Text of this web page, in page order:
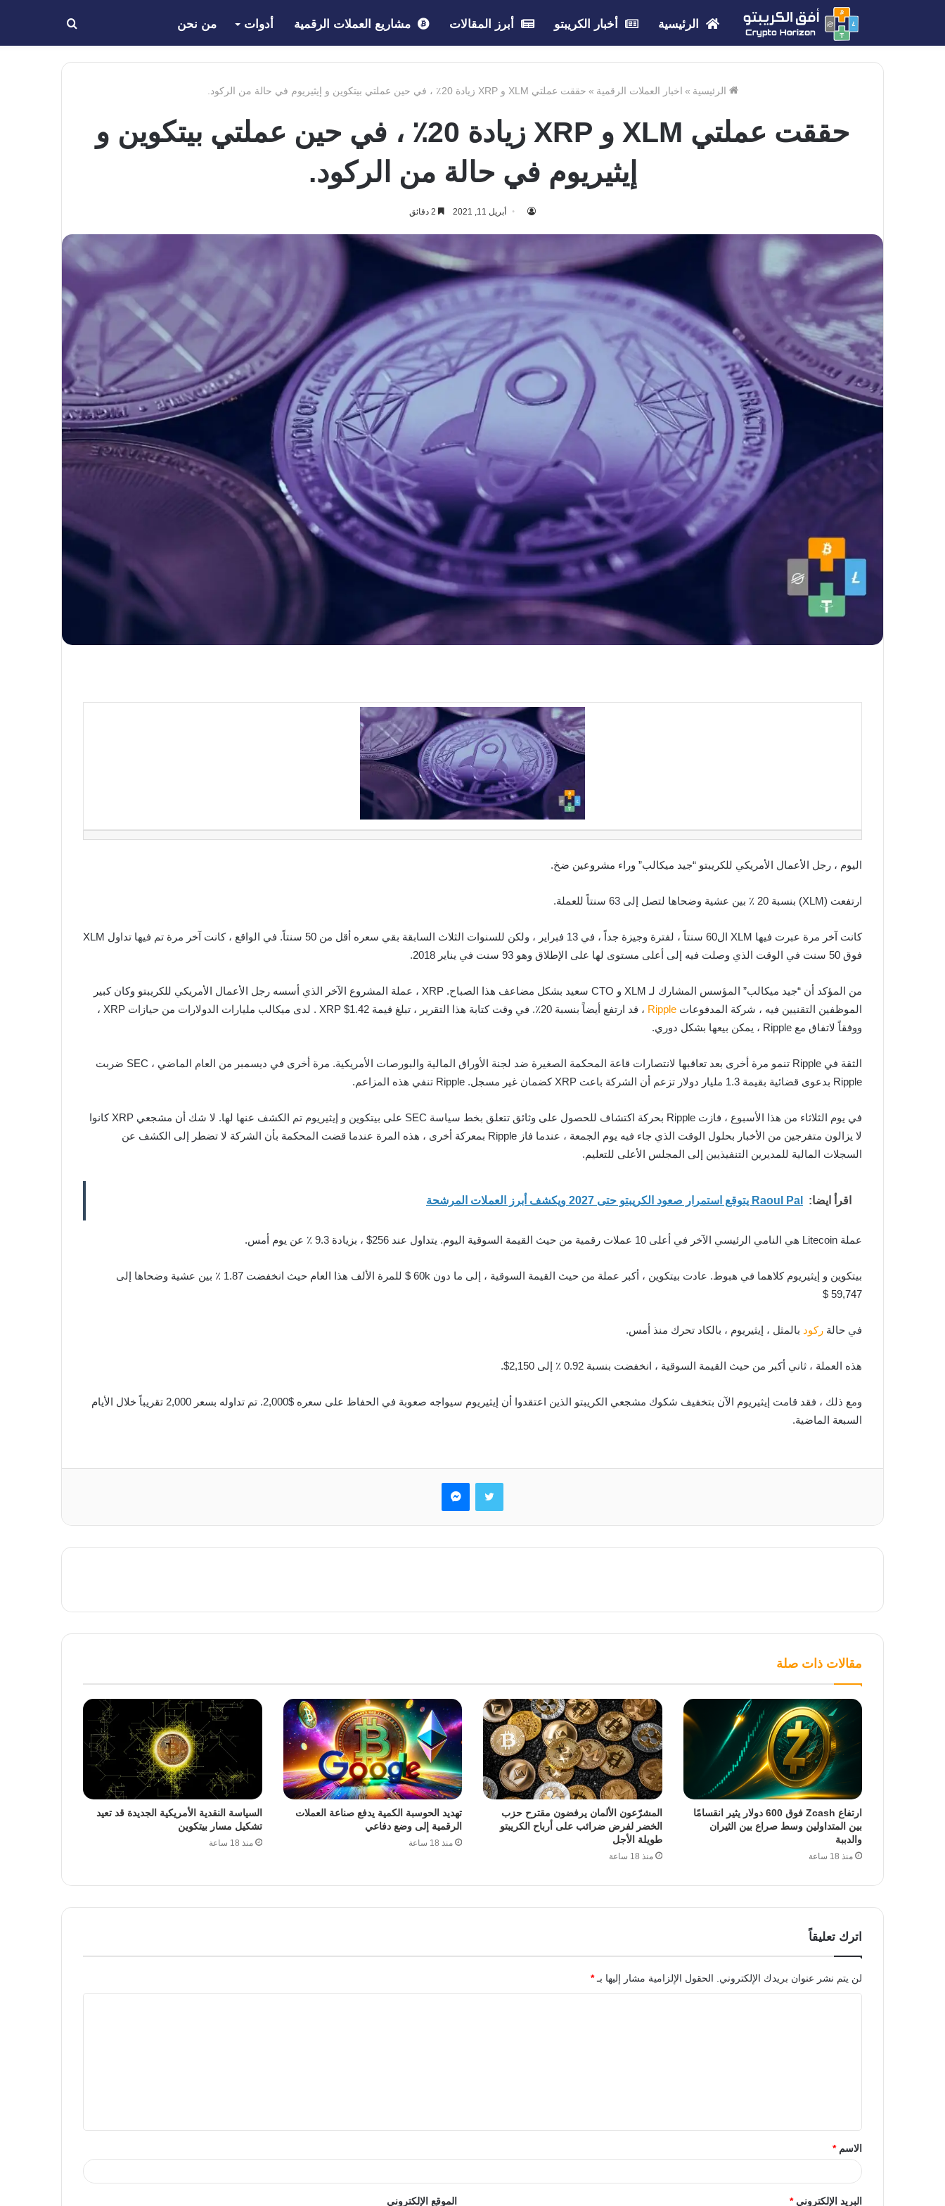
الرئيسية أخبار الكريبتو أبرز المقالات مشاريع العملات الرقمية أدوات من نحن بحث
عن
الرئيسية » اخبار العملات الرقمية » حققت عملتي XLM و XRP زيادة 20٪ ، في حين عملتي بيتكوين و إيثيريوم في حالة من الركود.
حققت عملتي XLM و XRP زيادة 20٪ ، في حين عملتي بيتكوين و
إيثيريوم في حالة من الركود.
أبريل 11, 2021
اليوم ، رجل الأعمال الأمريكي للكريبتو “جيد ميكالب” وراء مشروعين ضخ.
ارتفعت (XLM) بنسبة 20 ٪ بين عشية وضحاها لتصل إلى 63 سنتاً للعملة.
كانت آخر مرة عبرت فيها XLM ال60 سنتاً ، لفترة وجيزة جداً ، في 13 فبراير ، ولكن للسنوات الثلاث السابقة بقي سعره أقل من 50 سنتاً. في الواقع ، كانت آخر مرة تم فيها تداول XLM
فوق 50 سنت في الوقت الذي وصلت فيه إلى أعلى مستوى لها على الإطلاق وهو 93 سنت في يناير 2018.
من المؤكد أن “جيد ميكالب” المؤسس المشارك لـ XLM و CTO سعيد بشكل مضاعف هذا الصباح. XRP ، عملة المشروع الآخر الذي أسسه رجل الأعمال الأمريكي للكريبتو وكان كبير
الموظفين التقنيين فيه ، شركة المدفوعات Ripple
، قد ارتفع أيضاً بنسبة 20٪. في وقت كتابة هذا التقرير ، تبلغ قيمة XRP $1.42 . لدى ميكالب مليارات الدولارات من حيازات XRP ،
ووفقاً لاتفاق مع Ripple ، يمكن بيعها بشكل دوري.
الثقة في Ripple تنمو مرة أخرى بعد تعاقبها لانتصارات قاعة المحكمة الصغيرة ضد لجنة الأوراق المالية والبورصات الأمريكية. مرة أخرى في ديسمبر من العام الماضي ، SEC ضربت
Ripple بدعوى قضائية بقيمة 1.3 مليار دولار تزعم أن الشركة باعت XRP كضمان غير مسجل. Ripple تنفي هذه المزاعم.
في يوم الثلاثاء من هذا الأسبوع ، فازت Ripple بحركة اكتشاف للحصول على وثائق تتعلق بخط سياسة SEC على بيتكوين و إيثيريوم تم الكشف عنها لها. لا شك أن مشجعي XRP كانوا
لا يزالون متفرجين من الأخبار بحلول الوقت الذي جاء فيه يوم الجمعة ، عندما فاز Ripple بمعركة أخرى ، هذه المرة عندما قضت المحكمة بأن الشركة لا تضطر إلى الكشف عن
السجلات المالية للمديرين التنفيذيين إلى المجلس الأعلى للتعليم.
اقرأ ايضا: Raoul Pal يتوقع استمرار صعود الكريبتو حتى 2027 ويكشف أبرز العملات المرشحة
عملة Litecoin هي النامي الرئيسي الآخر في أعلى 10 عملات رقمية من حيث القيمة السوقية اليوم. يتداول عند 256$ ، بزيادة 9.3 ٪ عن يوم أمس.
بيتكوين و إيثيريوم كلاهما في هبوط. عادت بيتكوين ، أكبر عملة من حيث القيمة السوقية ، إلى ما دون 60k $ للمرة الألف هذا العام حيث انخفضت 1.87 ٪ بين عشية وضحاها إلى
59,747 $
في حالة ركود بالمثل ، إيثيريوم ، بالكاد تحرك منذ أمس.
هذه العملة ، ثاني أكبر من حيث القيمة السوقية ، انخفضت بنسبة 0.92 ٪ إلى 2,150$.
ومع ذلك ، فقد قامت إيثيريوم الآن بتخفيف شكوك مشجعي الكريبتو الذين اعتقدوا أن إيثيريوم سيواجه صعوبة في الحفاظ على سعره $2,000. تم تداوله بسعر 2,000 تقريباً خلال الأيام
السبعة الماضية.
تويتر ماسنجر
مقالات ذات صلة
ارتفاع Zcash فوق 600 دولار يثير انقسامًا
بين المتداولين وسط صراع بين الثيران
والدببة
منذ 18 ساعة
المشرّعون الألمان يرفضون مقترح حزب
الخضر لفرض ضرائب على أرباح الكريبتو
طويلة الأجل
منذ 18 ساعة
تهديد الحوسبة الكمية يدفع صناعة العملات
الرقمية إلى وضع دفاعي
منذ 18 ساعة
السياسة النقدية الأمريكية الجديدة قد تعيد
تشكيل مسار بيتكوين
منذ 18 ساعة
اترك تعليقاً
لن يتم نشر عنوان بريدك الإلكتروني. الحقول الإلزامية مشار إليها بـ*
الاسم*
البريد الإلكتروني* الموقع الإلكتروني